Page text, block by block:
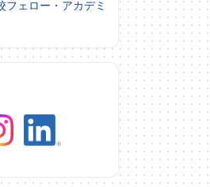
フェロー・アカデミ